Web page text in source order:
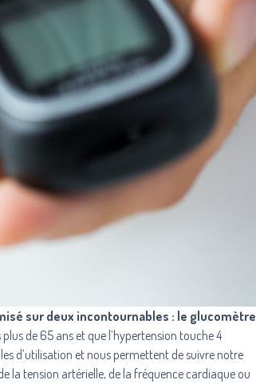
sur deux incontournables : le glucomètre
de 65 ans et que l’hypertension touche 4
d’utilisation et nous permettent de suivre notre
la tension artérielle, de la fréquence cardiaque ou